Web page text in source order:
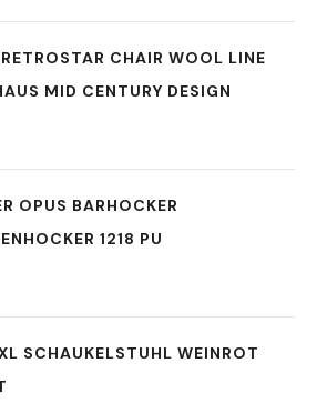
CHAIR WOOL LINE
MID CENTURY DESIGN
OPUS BARHOCKER
1218 PU
SCHAUKELSTUHL WEINROT